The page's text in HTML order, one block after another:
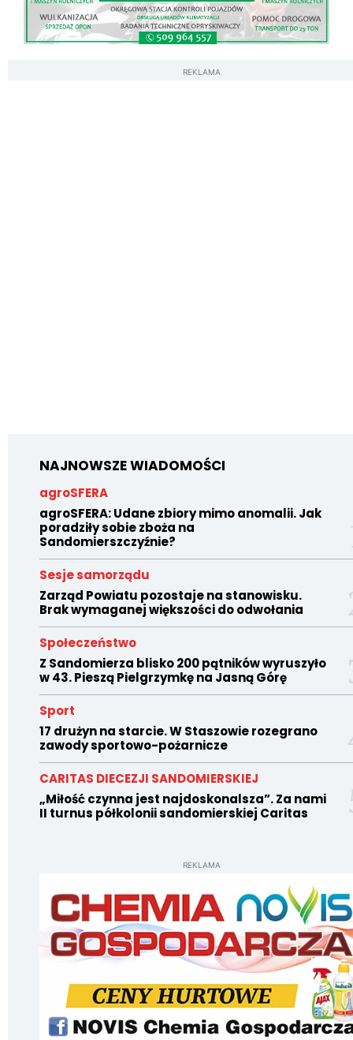
REKLAMA
NAJNOWSZE WIADOMOŚCI
agroSFERA
agroSFERA: Udane zbiory mimo anomalii. Jak
poradziły sobie zboża na
Sandomierszczyźnie?
Sesje samorządu
Zarząd Powiatu pozostaje na stanowisku.
Brak wymaganej większości do odwołania
Społeczeństwo
Z Sandomierza blisko 200 pątników wyruszyło
w 43. Pieszą Pielgrzymkę na Jasną Górę
Sport
17 drużyn na starcie. W Staszowie rozegrano
zawody sportowo-pożarnicze
CARITAS DIECEZJI SANDOMIERSKIEJ
„Miłość czynna jest najdoskonalsza”. Za nami
II turnus półkolonii sandomierskiej Caritas
REKLAMA